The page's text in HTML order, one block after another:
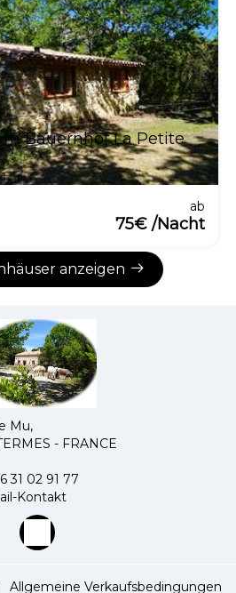
Bauernhof La Petite
6
ab
75€ /Nacht
anzeigen
Mu,
- FRANCE
31 02 91 77
Kontakt
Allgemeine Verkaufsbedingungen